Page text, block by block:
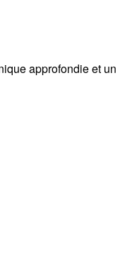
approfondie et un